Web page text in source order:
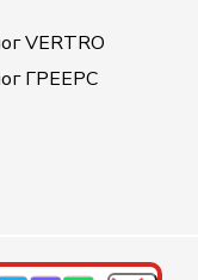
VERTRO
ГРЕЕРС
защищены